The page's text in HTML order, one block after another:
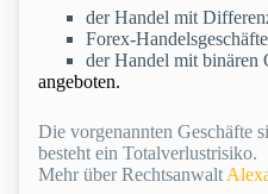
der Handel mit
Forex-Handelsgeschäfte
der Handel mit binären
angeboten.
Die vorgenannten Geschäfte
besteht ein Totalverlustrisiko.
Mehr über Rechtsanwalt